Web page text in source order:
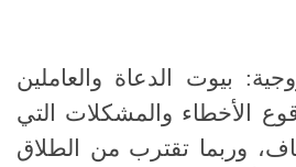
بيوت الدعاة والعاملين
الأخطاء والمشكلات التي
وربما تقترب من الطلاق